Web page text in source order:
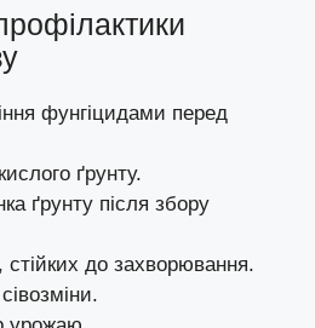
фунгіцидами перед
ґрунту.
ґрунту після збору
стійких до захворювання.